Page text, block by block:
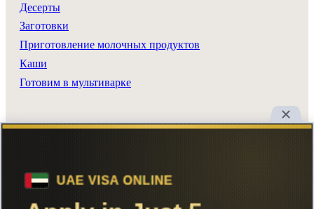
Десерты
Заготовки
Приготовление молочных продуктов
Каши
Готовим в мультиварке
Главная
Поиск
Авторы